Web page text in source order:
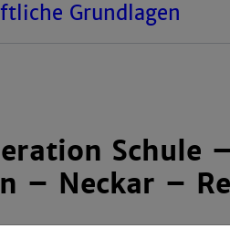
Grundlagen
Schule
– Neckar –